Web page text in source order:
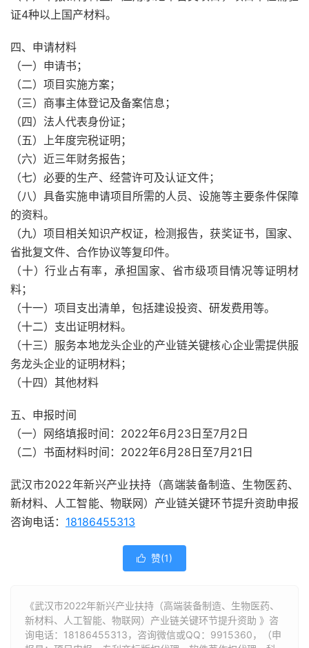
证4种以上国产材料。
四、申请材料
（一）申请书；
（二）项目实施方案；
（三）商事主体登记及备案信息；
（四）法人代表身份证；
（五）上年度完税证明；
（六）近三年财务报告；
（七）必要的生产、经营许可及认证文件；
（八）具备实施申请项目所需的人员、设施等主要条件保障
的资料。
（九）项目相关知识产权证，检测报告，获奖证书，国家、
省批复文件、合作协议等复印件。
（十）行业占有率，承担国家、省市级项目情况等证明材
料；
（十一）项目支出清单，包括建设投资、研发费用等。
（十二）支出证明材料。
（十三）服务本地龙头企业的产业链关键核心企业需提供服
务龙头企业的证明材料；
（十四）其他材料
五、申报时间
（一）网络填报时间：2022年6月23日至7月2日
（二）书面材料时间：2022年6月28日至7月21日
武汉市2022年新兴产业扶持（高端装备制造、生物医药、
新材料、人工智能、物联网）产业链关键环节提升资助申报
咨询电话： 18186455313
 赞(1)
《武汉市2022年新兴产业扶持（高端装备制造、生物医药、
新材料、人工智能、物联网）产业链关键环节提升资助 》咨
询电话： 18186455313，咨询微信或QQ：9915360，（申